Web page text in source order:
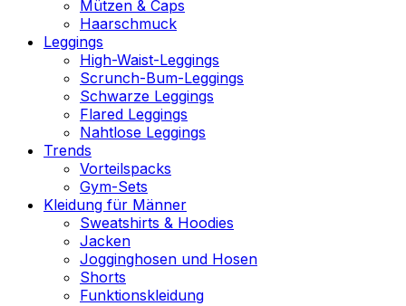
Mützen & Caps
Haarschmuck
Leggings
High-Waist-Leggings
Scrunch-Bum-Leggings
Schwarze Leggings
Flared Leggings
Nahtlose Leggings
Trends
Vorteilspacks
Gym-Sets
Kleidung für Männer
Sweatshirts & Hoodies
Jacken
Jogginghosen und Hosen
Shorts
Funktionskleidung